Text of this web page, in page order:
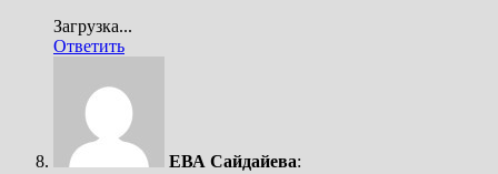
Загрузка...
Ответить
ЕВА Сайдайева: